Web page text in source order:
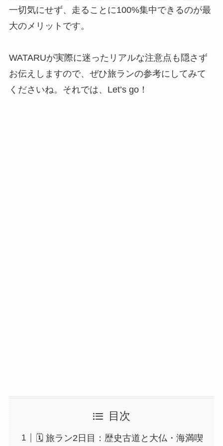
一切気にせず、走ることに100%集中できるのが最
大のメリットです。
WATARUが実際に迷ったリアルな注意点も隠さず
お伝えしますので、ぜひ旅ランの参考にしてみて
くださいね。それでは、Let’s go！
目次
🗓️ 旅ラン2日目：歴史古道と大仏・海満喫